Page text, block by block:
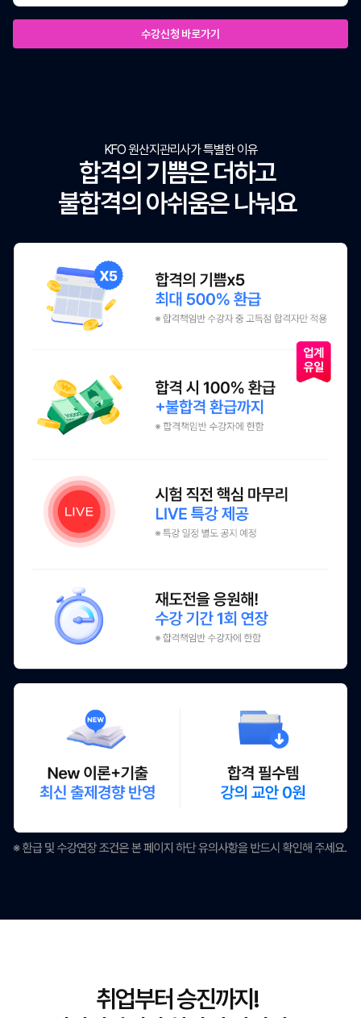
수강신청 바로가기
KFO 원산지관리사가 특별한 이유
합격의 기쁨은 더하고
불합격의 아쉬움은 나눠요
취업부터 승진까지!